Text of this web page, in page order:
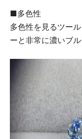
■多色性
多色性を見るツー
ーと非常に濃いブ